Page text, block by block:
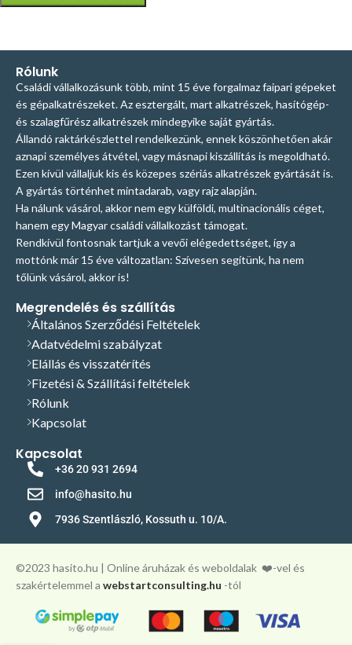
Rólunk
Családi vállalkozásunk több, mint 15 éve forgalmaz faipari gépeket
és gépalkatrészeket. Az esztergált, mart alkatrészek, hasítógép-
és szalagfűrész alkatrészek mindegyike saját gyártás.
Állandó raktárkészlettel rendelkezünk, ennek köszönhetően akár
aznapi személyes átvétel, vagy másnapi kiszállítás is megoldható.
Ezen kívül vállaljuk kis és közepes szériás alkatrészek gyártását is.
A gyártás történhet mintadarab, vagy rajz alapján.
Ha nálunk vásárol, akkor nem egy külföldi, multinacionális céget,
hanem egy Magyar családi vállalkozást támogat.
Rendkívül fontosnak tartjuk a vevői elégedettséget, így a
mottónk már 15 éve változatlan: Szívesen segítünk, ha nem
tőlünk vásárol, akkor is!
Megrendelés és szállítás
Általános Szerződési Feltételek
Adatvédelmi szabályzat
Elállás és visszatérítés
Fizetési & Szállítási feltételek
Rólunk
Kapcsolat
Kapcsolat
+36 20 931 2694
info@hasito.hu
7936 Szentlászló, Kossuth u. 10/A.
©️2023 hasito.hu | Online áruházak és weboldalak ❤️-vel és
szakértelemmel a webstartconsulting.hu -tól